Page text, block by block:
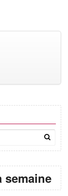
semaine